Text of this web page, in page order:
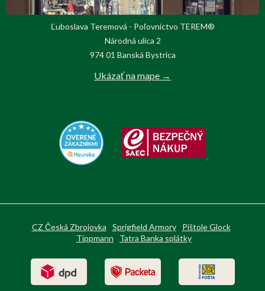
Ľuboslava Teremová - Poľovnictvo TEREM®
Národná ulica 2
974 01 Banská Bystrica
Ukázať na mape →
CZ Česká Zbrojovka Sprigfield Armory
Pištole Glock
Tippmann
Tatra Banka splátky